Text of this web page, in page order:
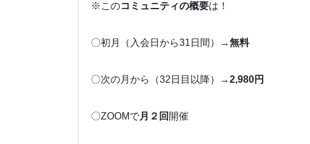
※このコミュニティの概要は！
〇初月（入会日から31日間）→無料
〇次の月から（32日目以降）→2,980円
〇ZOOMで月２回 開催